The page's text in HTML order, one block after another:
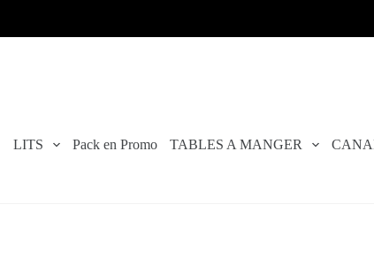
LITS Pack en Promo TABLES A MANGER